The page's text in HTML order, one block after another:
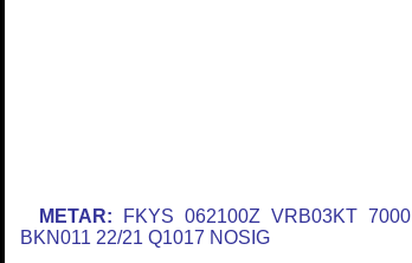
METAR: FKYS 062100Z VRB03KT 7000
BKN011 22/21 Q1017 NOSIG